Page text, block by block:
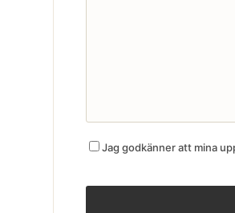
Jag godkänner att mina